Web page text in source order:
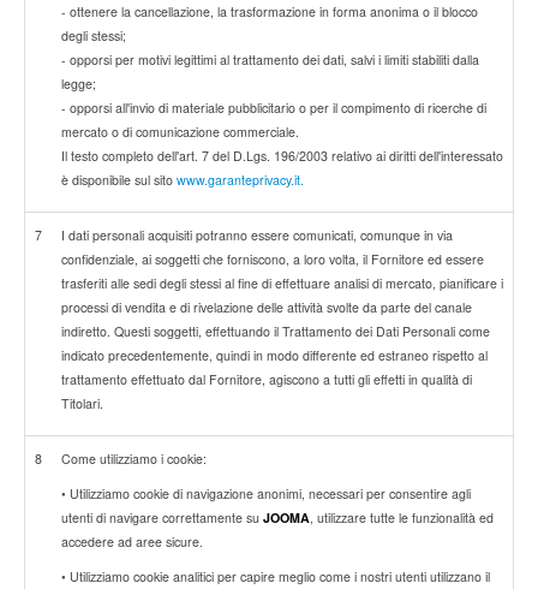
- ottenere la cancellazione, la trasformazione in forma anonima o il blocco
degli stessi;
- opporsi per motivi legittimi al trattamento dei dati, salvi i limiti stabiliti dalla
legge;
- opporsi all'invio di materiale pubblicitario o per il compimento di ricerche di
mercato o di comunicazione commerciale.
Il testo completo dell'art. 7 del D.Lgs. 196/2003 relativo ai diritti dell'interessato
è disponibile sul sito www.garanteprivacy.it.
7
I dati personali acquisiti potranno essere comunicati, comunque in via
confidenziale, ai soggetti che forniscono, a loro volta, il Fornitore ed essere
trasferiti alle sedi degli stessi al fine di effettuare analisi di mercato, pianificare i
processi di vendita e di rivelazione delle attività svolte da parte del canale
indiretto. Questi soggetti, effettuando il Trattamento dei Dati Personali come
indicato precedentemente, quindi in modo differente ed estraneo rispetto al
trattamento effettuato dal Fornitore, agiscono a tutti gli effetti in qualità di
Titolari.
8
Come utilizziamo i cookie:
• Utilizziamo cookie di navigazione anonimi, necessari per consentire agli
utenti di navigare correttamente su JOOMA , utilizzare tutte le funzionalità ed
accedere ad aree sicure.
• Utilizziamo cookie analitici per capire meglio come i nostri utenti utilizzano il